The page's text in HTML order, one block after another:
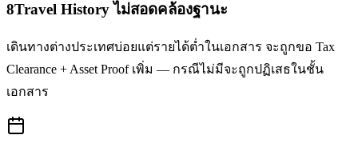
8Travel History ไม่สอดคล้องฐานะ
เดินทางต่างประเทศบ่อยแต่รายได้ต่ำในเอกสาร จะถูกขอ Tax
Clearance + Asset Proof เพิ่ม — กรณีไม่มีจะถูกปฏิเสธในชั้น
เอกสาร